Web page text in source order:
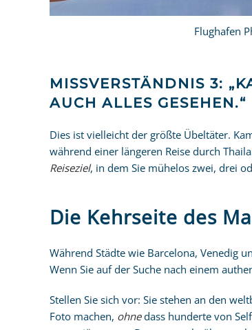
Flughafen
MISSVERSTÄNDNIS 3:
AUCH ALLES GESEHEN.“
Dies ist vielleicht der größte Übeltäter.
während einer längeren Reise durch
Reiseziel, in dem Sie mühelos zwei, drei
Die Kehrseite des
Während Städte wie Barcelona, Venedig
Wenn Sie auf der Suche nach einem
Stellen Sie sich vor: Sie stehen an den
Foto machen, ohnedass hunderte von